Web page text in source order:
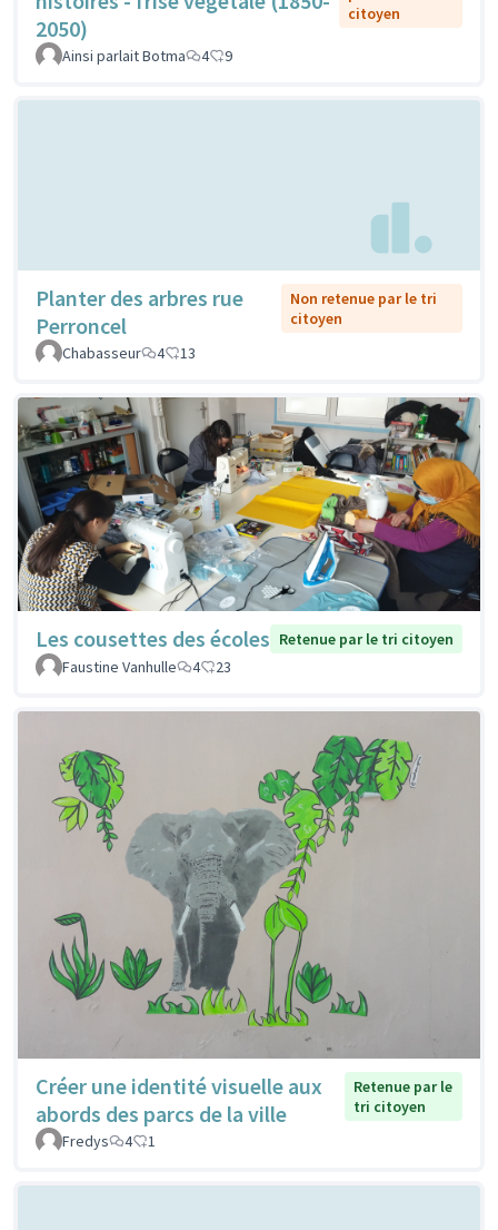
2050)
citoyen
Ainsi parlait Botma 4 9
Planter des arbres rue
Perroncel
Non retenue par le tri
citoyen
Chabasseur
4 13
Les cousettes des écoles Retenue par le tri citoyen
Faustine Vanhulle
4 23
Créer une identité visuelle aux
abords des parcs de la ville
Retenue par le
tri citoyen
Fredys
4 1